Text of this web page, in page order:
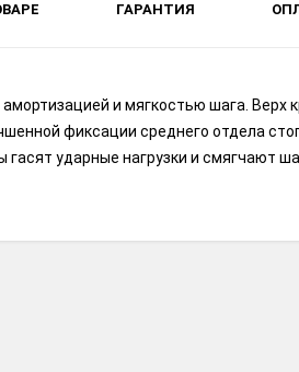
ГАРАНТИЯ
и мягкостью шага. Верх
фиксации среднего отдела
ударные нагрузки и смягчают